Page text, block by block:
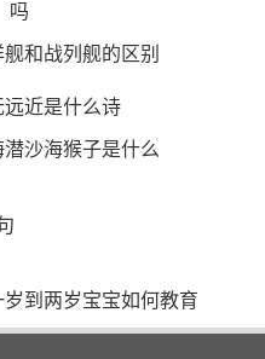
吗
舰和战列舰的区别
远近是什么诗
潜沙海猴子是什么
岁到两岁宝宝如何教育